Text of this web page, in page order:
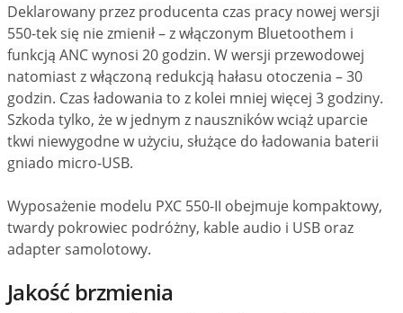
Deklarowany przez producenta czas pracy nowej wersji
550-tek się nie zmienił – z włączonym Bluetoothem i
funkcją ANC wynosi 20 godzin. W wersji przewodowej
natomiast z włączoną redukcją hałasu otoczenia – 30
godzin. Czas ładowania to z kolei mniej więcej 3 godziny.
Szkoda tylko, że w jednym z nauszników wciąż uparcie
tkwi niewygodne w użyciu, służące do ładowania baterii
gniado micro-USB.
Wyposażenie modelu PXC 550-II obejmuje kompaktowy,
twardy pokrowiec podróżny, kable audio i USB oraz
adapter samolotowy.
Jakość brzmienia